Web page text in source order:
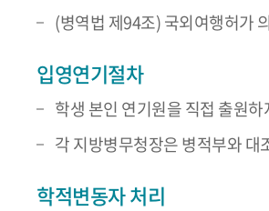
(병역법 제94조) 국외여행허가
입영연기절차
학생 본인 연기원을 직접 출원
각 지방병무청장은 병적부와
학적변동자 처리